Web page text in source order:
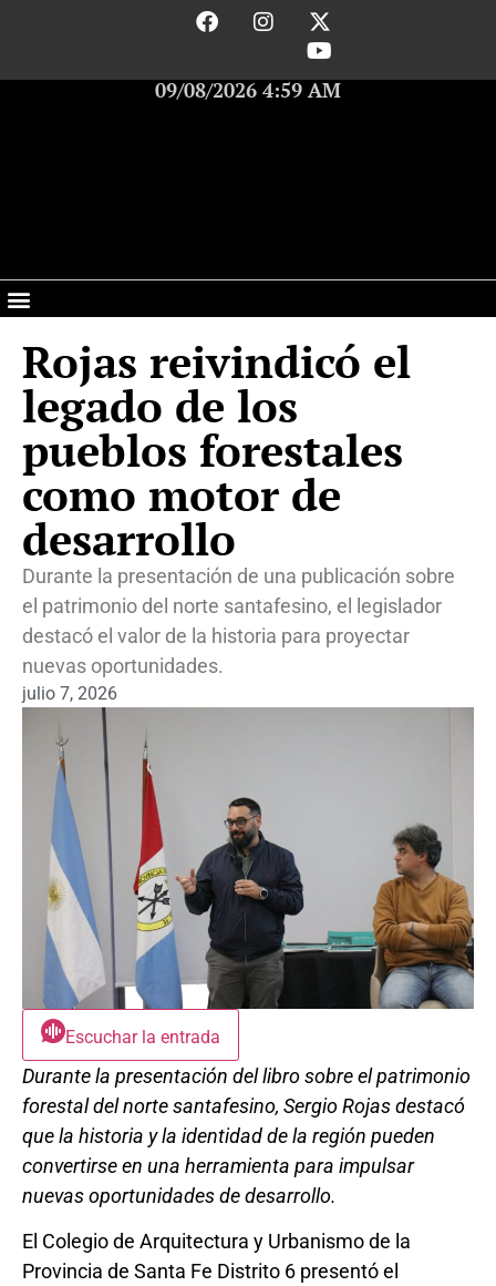
09/08/2026 4:59 AM
Rojas reivindicó el
legado de los
pueblos forestales
como motor de
desarrollo
Durante la presentación de una publicación sobre
el patrimonio del norte santafesino, el legislador
destacó el valor de la historia para proyectar
nuevas oportunidades.
julio 7, 2026
Escuchar la entrada
Durante la presentación del libro sobre el patrimonio
forestal del norte santafesino, Sergio Rojas destacó
que la historia y la identidad de la región pueden
convertirse en una herramienta para impulsar
nuevas oportunidades de desarrollo.
El Colegio de Arquitectura y Urbanismo de la
Provincia de Santa Fe Distrito 6 presentó el